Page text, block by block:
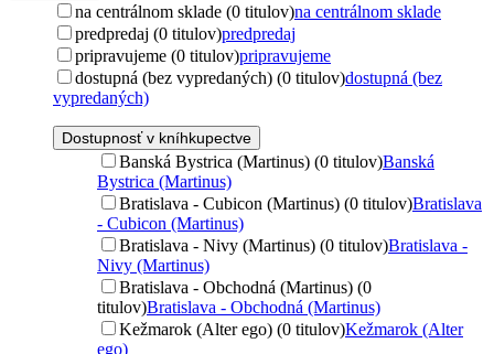
na centrálnom sklade (0 titulov)na centrálnom sklade
predpredaj (0 titulov)predpredaj
pripravujeme (0 titulov)pripravujeme
dostupná (bez vypredaných) (0 titulov)dostupná (bez
vypredaných)
Dostupnosť v kníhkupectve
Banská Bystrica (Martinus) (0 titulov)Banská
Bystrica (Martinus)
Bratislava - Cubicon (Martinus) (0 titulov)Bratislava
- Cubicon (Martinus)
Bratislava - Nivy (Martinus) (0 titulov)Bratislava -
Nivy (Martinus)
Bratislava - Obchodná (Martinus) (0
titulov)Bratislava - Obchodná (Martinus)
Kežmarok (Alter ego) (0 titulov)Kežmarok (Alter
ego)